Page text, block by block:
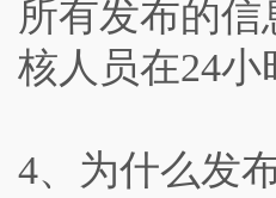
所有发布的
核人员在24
4、为什么发